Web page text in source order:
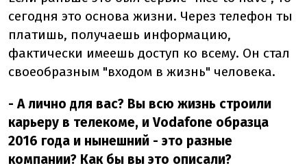
сегодня это основа жизни. Через телефон ты
платишь, получаешь информацию,
фактически имеешь доступ ко всему. Он стал
своеобразным "входом в жизнь" человека.
- А лично для вас? Вы всю жизнь строили
карьеру в телекоме, и Vodafone образца
2016 года и нынешний - это разные
компании? Как бы вы это описали?